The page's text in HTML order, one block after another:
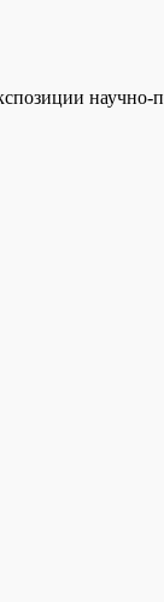
научно-